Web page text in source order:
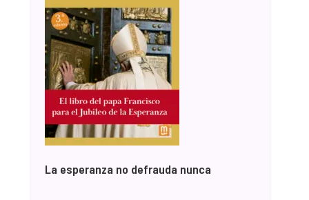
La esperanza no defrauda nunca